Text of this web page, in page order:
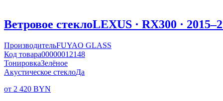
Ветровое стеклоLEXUS · RX300 ·
ПроизводительFUYAO GLASS
Код товара00000012148
ТонировкаЗелёное
Акустическое стеклоДа
от 2 420 BYN